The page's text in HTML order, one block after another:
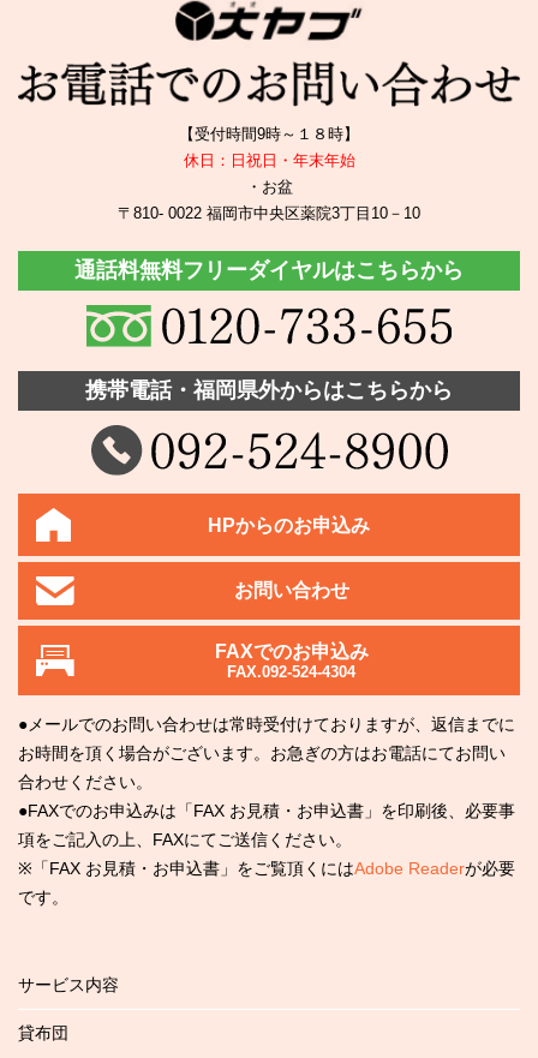
【受付時間9時～１８時】
休日：日祝日・年末年始
・お盆
〒810- 0022 福岡市中央区薬院3丁目10－10
通話料無料フリーダイヤルはこちらから
携帯電話・福岡県外からはこちらから
HPからのお申込み
お問い合わせ
FAXでのお申込み
FAX.092-524-4304
●メールでのお問い合わせは常時受付けておりますが、返信までに
お時間を頂く場合がございます。お急ぎの方はお電話にてお問い
合わせください。
●FAXでのお申込みは「FAX お見積・お申込書」を印刷後、必要事
項をご記入の上、FAXにてご送信ください。
※「FAX お見積・お申込書」をご覧頂くにはAdobe Readerが必要
です。
サービス内容
貸布団